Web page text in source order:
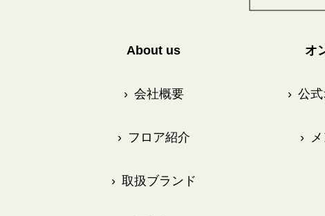
About us
›会社概要
›フロア紹介
›取扱ブランド
オ
›公式
›メ